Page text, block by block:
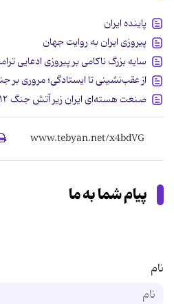
پاینده ایران
پیروزی ایران به روایت جهان
سایه‌ بزرگ ناکامی بر پیروزی ادعایی
از عقب‌نشینی تا ایستادگی؛ مروری بر
صنعت هسته‌ای ایران زیر آتش جنگ ۱۲روزه
پیام شما به ما
نام